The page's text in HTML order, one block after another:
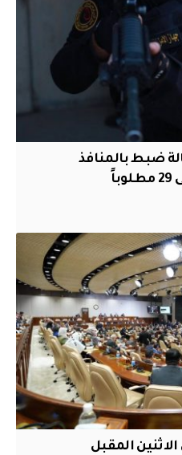
الوطني: تنفيذ 31 حالة ضبط بالمنافذ
المقبل